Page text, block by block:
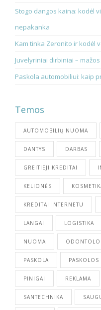
Stogo dangos kaina: kodėl
nepakanka
Kam tinka Zeronito ir kodėl
Juvelyriniai dirbiniai –
Paskola automobiliui: kaip
Temos
AUTOMOBILIŲ NUOMA
DANTYS DARBAS
GREITIEJI KREDITAI
KELIONĖS
KREDITAI INTERNETU
LANGAI LOGISTIKA
NUOMA
PASKOLA PASKOLOS
PINIGAI REKLAMA
SANTECHNIKA